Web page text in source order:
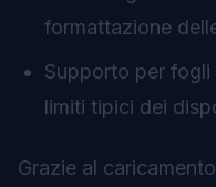
formattazione
Supporto per
limiti tipici dei
Grazie al